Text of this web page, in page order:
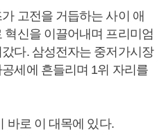
고전을 거듭하는 사이 애
신을 이끌어내며 프리미엄
다. 삼성전자는 중저가시장
세에 흔들리며 1위 자리를
바로 이 대목에 있다.